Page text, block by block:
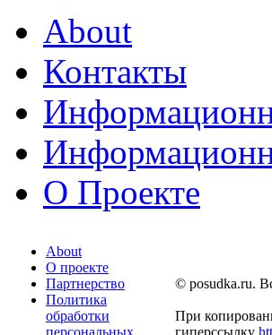
About
Контакты
О Проекте
About
О проекте
Партнерство
Политика
обработки
© posudka.ru.
При